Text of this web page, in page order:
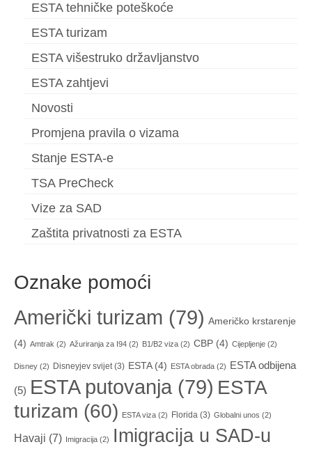
ESTA tehničke poteškoće
ESTA turizam
ESTA višestruko državljanstvo
ESTA zahtjevi
Novosti
Promjena pravila o vizama
Stanje ESTA-e
TSA PreCheck
Vize za SAD
Zaštita privatnosti za ESTA
Oznake pomoći
Američki turizam (79) Američko krstarenje
(4) Amtrak (2) Ažuriranja za I94 (2) B1/B2 viza (2) CBP (4) Cijepljenje (2)
Disney (2) Disneyjev svijet(3) ESTA(4) ESTA obrada (2) ESTA odbijena
(5) ESTA putovanja (79) ESTA
turizam (60) ESTA viza (2) Florida (3) Globalni unos (2)
Havaji (7) Imigracija (2)
Imigracija u SAD-u